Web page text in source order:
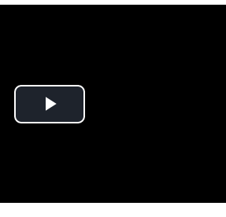
Play